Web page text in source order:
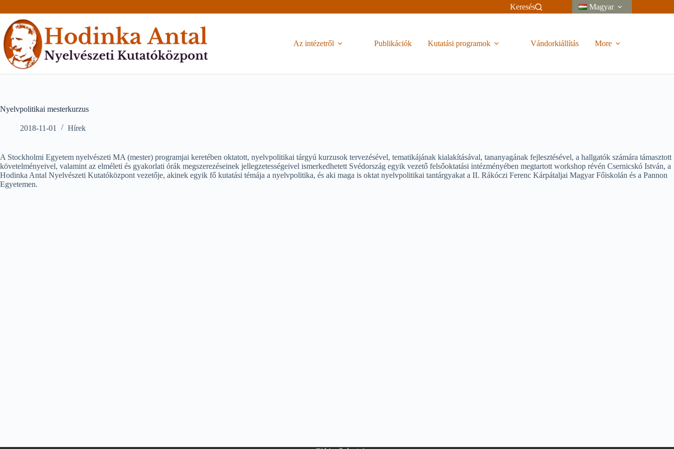
to
content
Keresés Magyar
Az intézetről Publikációk Kutatási programok Vándorkiállítás More
Nyelvpolitikai mesterkurzus
2018-11-01 Hírek
A Stockholmi Egyetem nyelvészeti MA (mester) programjai keretében oktatott, nyelvpolitikai tárgyú kurzusok tervezésével, tematikájának kialakításával, tananyagának fejlesztésével, a hallgatók számára támasztott
követelményeivel, valamint az elméleti és gyakorlati órák megszerezéseinek jellegzetességeivel ismerkedhetett Svédország egyik vezető felsőoktatási intézményében megtartott workshop révén Csernicskó István, a
Hodinka Antal Nyelvészeti Kutatóközpont vezetője, akinek egyik fő kutatási témája a nyelvpolitika, és aki maga is oktat nyelvpolitikai tantárgyakat a II. Rákóczi Ferenc Kárpátaljai Magyar Főiskolán és a Pannon
Egyetemen.